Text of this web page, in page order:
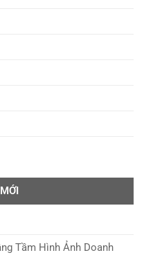
Tầm Hình Ảnh Doanh